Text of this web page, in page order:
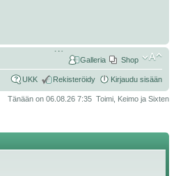
Shop
Galleria
UKK Rekisteröidy Kirjaudu sisään
Tänään on 06.08.26 7:35 Toimi, Keimo ja Sixten